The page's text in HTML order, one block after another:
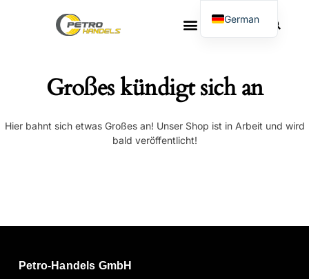
Großes kündigt sich an
Hier bahnt sich etwas Großes an! Unser Shop ist in Arbeit und wird
bald veröffentlicht!
Petro-Handels GmbH
German